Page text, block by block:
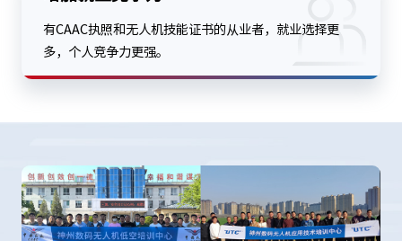
有CAAC执照和无人机技能证书的从业者，就业选择更
多，个人竞争力更强。